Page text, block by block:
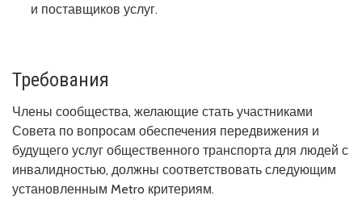
и поставщиков услуг.
Требования
Члены сообщества, желающие стать участниками
Совета по вопросам обеспечения передвижения и
будущего услуг общественного транспорта для людей с
инвалидностью, должны соответствовать следующим
установленным Metro критериям.